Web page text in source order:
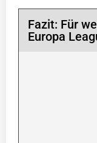
Fazit: Für
Europa